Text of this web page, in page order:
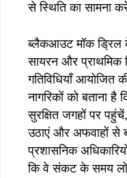
से स्थिति का सामना
ब्लैकआउट मॉक ड्रिल
सायरन और प्राथमिक
गतिविधियाँ आयोजित
नागरिकों को बताना
सुरक्षित जगहों पर
उठाएं और अफवाहों से
प्रशासनिक
कि वे संकट के समय